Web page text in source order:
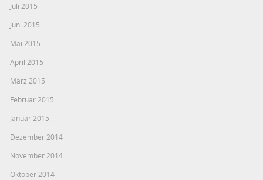
Juli 2015
Juni 2015
Mai 2015
April 2015
März 2015
Februar 2015
Januar 2015
Dezember 2014
November 2014
Oktober 2014